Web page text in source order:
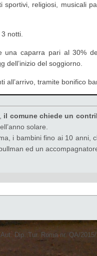
religiosi, musicali
notti.
una caparra pari al 30%
dell’inizio del soggiorno.
all’arrivo, tramite bonifico
il comune chiede un
solare.
i bambini fino ai 10 anni,
ed un
| Aut. Dip. Tur. Roma nr. QA/